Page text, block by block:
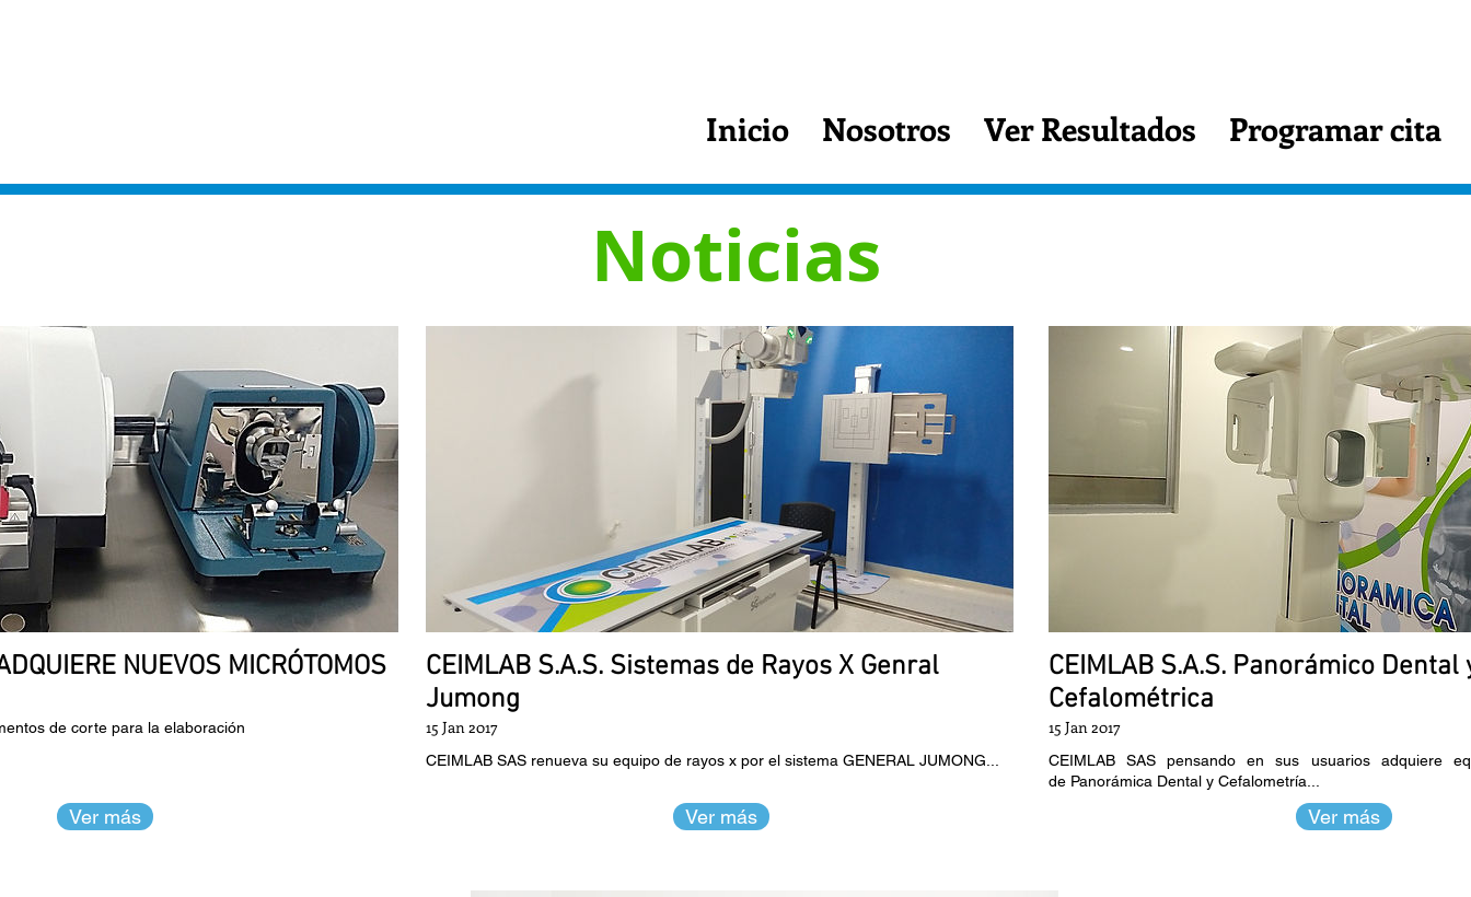
Inicio Nosotros Ver Resultados Programar cita
Noticias
NUEVOS MICRÓTOMOS
de corte para la elaboración
Ver más
CEIMLAB S.A.S. Sistemas de Rayos X Genral
Jumong
15 Jan 2017
CEIMLAB SAS renueva su equipo de rayos x por el sistema GENERAL JUMONG...
Ver más
CEIMLAB S.A.S. Panorámico
Cefalométrica
15 Jan 2017
CEIMLAB SAS pensando en sus usuarios adquiere
de Panorámica Dental y Cefalometría...
Ver más